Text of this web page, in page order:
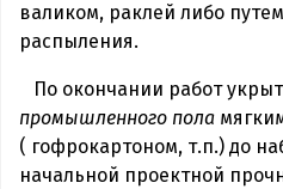
валиком, раклей либо
распыления.
По окончании работ
промышленного пола
( гофрокартоном, т.п.) до
начальной проектной